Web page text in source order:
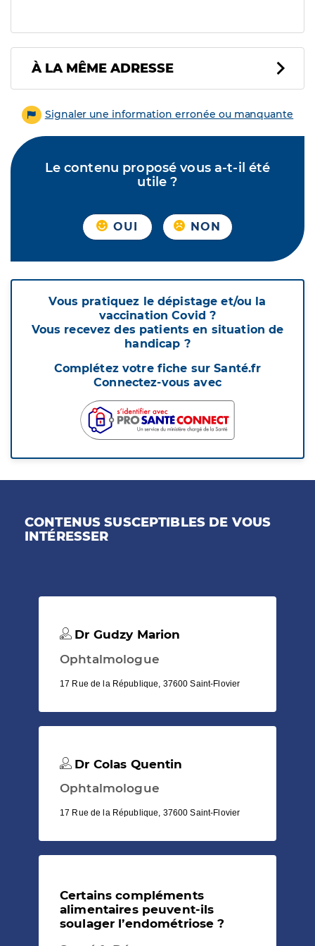
À LA MÊME ADRESSE
Signaler une information erronée ou manquante
Le contenu proposé vous a-t-il été
utile ?
OUI NON
Vous pratiquez le dépistage et/ou la
vaccination Covid ?
Vous recevez des patients en situation de
handicap ?
Complétez votre fiche sur Santé.fr
Connectez-vous avec
CONTENUS SUSCEPTIBLES DE VOUS
INTÉRESSER
Dr Gudzy Marion
Ophtalmologue
17 Rue de la République, 37600 Saint-Flovier
Dr Colas Quentin
Ophtalmologue
17 Rue de la République, 37600 Saint-Flovier
Certains compléments
alimentaires peuvent-ils
soulager l’endométriose ?